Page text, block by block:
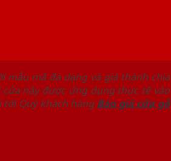
mẫu mã đa dạng và giá thành chia
cửa này được ứng dụng thực tế vào
Quý khách hàng Báo giá cửa gỗ